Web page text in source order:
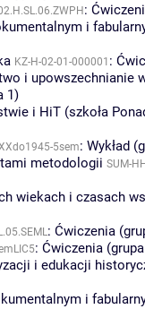
:
i
KZ-H-02-01-000001 :
i upowszechnianie
1)
i HiT (szkoła
5sem: Wykład
metodologii SUM-
wiekach i czasach
: Ćwiczenia
: Ćwiczenia
i edukacji
i